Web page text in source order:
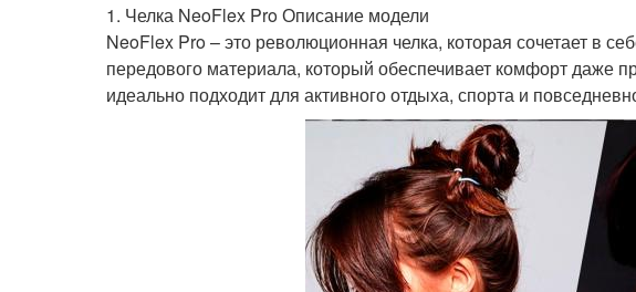
1. Челка NeoFlex Pro Описание модели
NeoFlex Pro – это революционная челка, которая сочетает в
передового материала, который обеспечивает комфорт даже
идеально подходит для активного отдыха, спорта и